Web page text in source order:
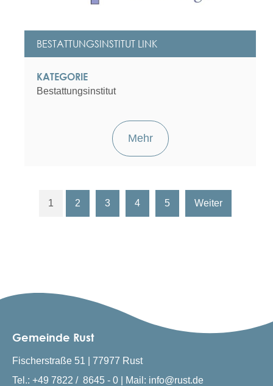
BESTATTUNGSINSTITUT LINK
KATEGORIE
Bestattungsinstitut
Mehr
1 2 3 4 5 Weiter
Gemeinde Rust
Fischerstraße 51 | 77977 Rust
Tel.: +49 7822 / 8645 - 0 | Mail: info@rust.de